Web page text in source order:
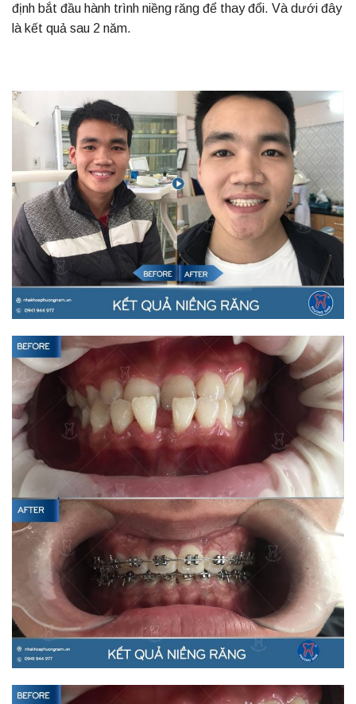
định bắt đầu hành trình niềng răng để thay đổi. Và dưới đây
là kết quả sau 2 năm.